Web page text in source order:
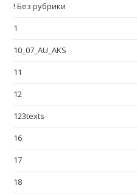
! Без рубрики
1
10_07_AU_AKS
11
12
123texts
16
17
18